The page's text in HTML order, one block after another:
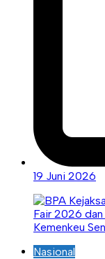
19 Juni 2026
Nasional